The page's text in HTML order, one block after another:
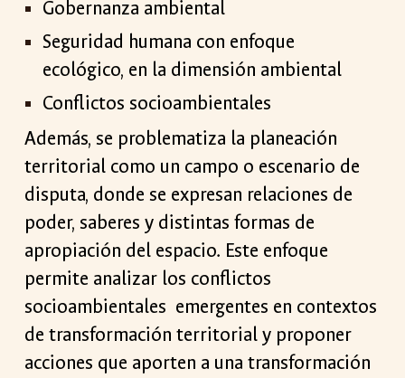
Gobernanza ambiental
Seguridad humana con enfoque
ecológico, en la dimensión ambiental
Conflictos socioambientales
Además, se problematiza la planeación
territorial como un campo o escenario de
disputa, donde se expresan relaciones de
poder, saberes y distintas formas de
apropiación del espacio. Este enfoque
permite analizar los conflictos
socioambientales emergentes en contextos
de transformación territorial y proponer
acciones que aporten a una transformación